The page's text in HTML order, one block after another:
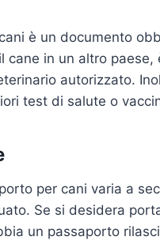
è un documento
cane in un altro
autorizzato.
test di salute o
per cani varia a
Se si desidera
un passaporto